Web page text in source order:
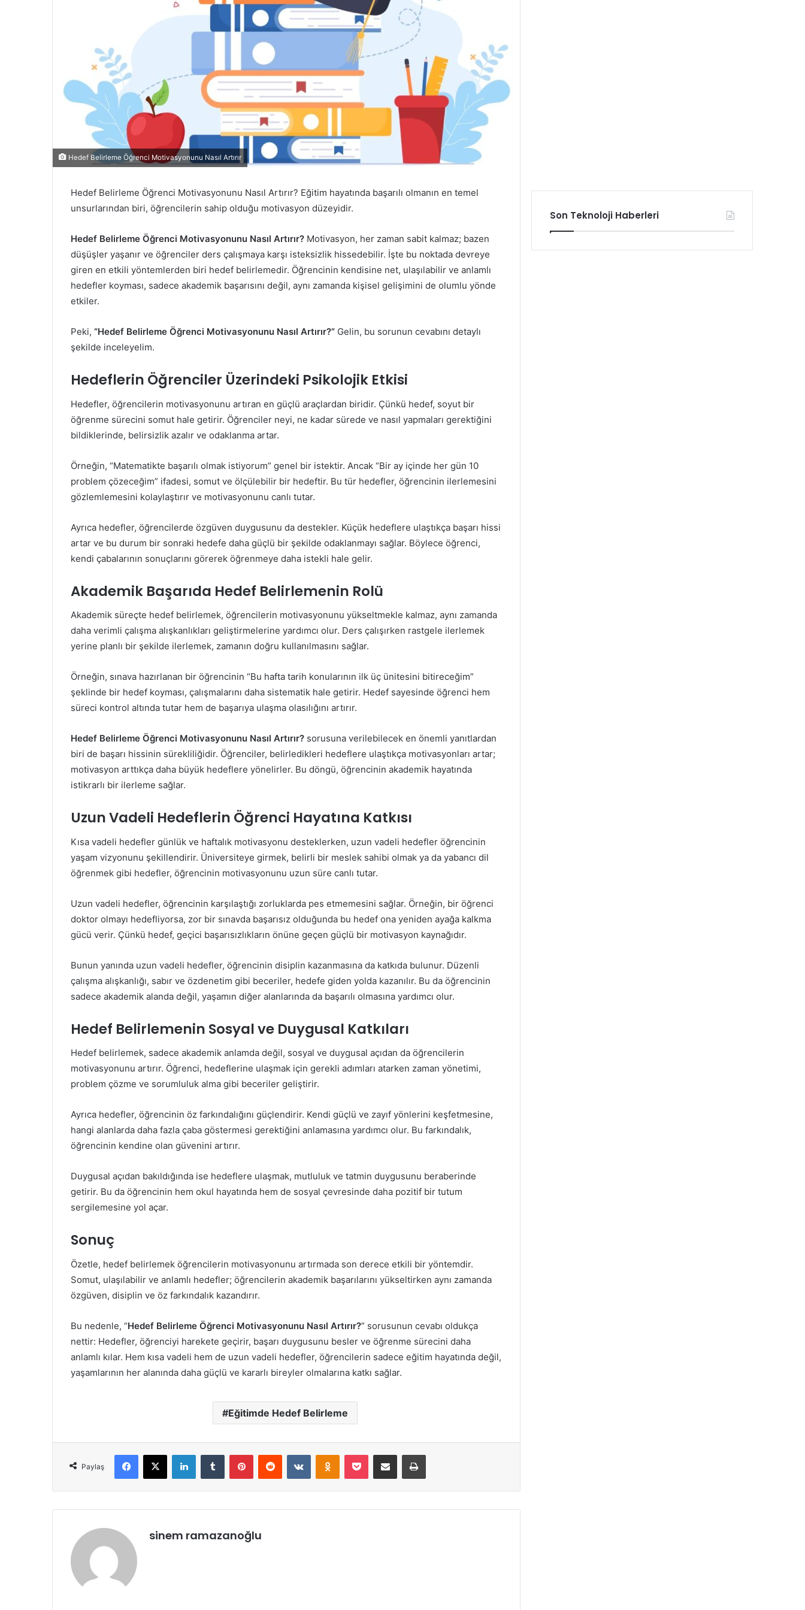
Hedef Belirleme Öğrenci Motivasyonunu Nasıl Artırır
Hedef Belirleme Öğrenci Motivasyonunu Nasıl Artırır? Eğitim hayatında başarılı olmanın en temel
unsurlarından biri, öğrencilerin sahip olduğu motivasyon düzeyidir.
Hedef Belirleme Öğrenci Motivasyonunu Nasıl Artırır? Motivasyon, her zaman sabit kalmaz; bazen
düşüşler yaşanır ve öğrenciler ders çalışmaya karşı isteksizlik hissedebilir. İşte bu noktada devreye
giren en etkili yöntemlerden biri hedef belirlemedir. Öğrencinin kendisine net, ulaşılabilir ve anlamlı
hedefler koyması, sadece akademik başarısını değil, aynı zamanda kişisel gelişimini de olumlu yönde
etkiler.
Peki, “Hedef Belirleme Öğrenci Motivasyonunu Nasıl Artırır?” Gelin, bu sorunun cevabını detaylı
şekilde inceleyelim.
Hedeflerin Öğrenciler Üzerindeki Psikolojik Etkisi
Hedefler, öğrencilerin motivasyonunu artıran en güçlü araçlardan biridir. Çünkü hedef, soyut bir
öğrenme sürecini somut hale getirir. Öğrenciler neyi, ne kadar sürede ve nasıl yapmaları gerektiğini
bildiklerinde, belirsizlik azalır ve odaklanma artar.
Örneğin, “Matematikte başarılı olmak istiyorum” genel bir istektir. Ancak “Bir ay içinde her gün 10
problem çözeceğim” ifadesi, somut ve ölçülebilir bir hedeftir. Bu tür hedefler, öğrencinin ilerlemesini
gözlemlemesini kolaylaştırır ve motivasyonunu canlı tutar.
Ayrıca hedefler, öğrencilerde özgüven duygusunu da destekler. Küçük hedeflere ulaştıkça başarı hissi
artar ve bu durum bir sonraki hedefe daha güçlü bir şekilde odaklanmayı sağlar. Böylece öğrenci,
kendi çabalarının sonuçlarını görerek öğrenmeye daha istekli hale gelir.
Akademik Başarıda Hedef Belirlemenin Rolü
Akademik süreçte hedef belirlemek, öğrencilerin motivasyonunu yükseltmekle kalmaz, aynı zamanda
daha verimli çalışma alışkanlıkları geliştirmelerine yardımcı olur. Ders çalışırken rastgele ilerlemek
yerine planlı bir şekilde ilerlemek, zamanın doğru kullanılmasını sağlar.
Örneğin, sınava hazırlanan bir öğrencinin “Bu hafta tarih konularının ilk üç ünitesini bitireceğim”
şeklinde bir hedef koyması, çalışmalarını daha sistematik hale getirir. Hedef sayesinde öğrenci hem
süreci kontrol altında tutar hem de başarıya ulaşma olasılığını artırır.
Hedef Belirleme Öğrenci Motivasyonunu Nasıl Artırır? sorusuna verilebilecek en önemli yanıtlardan
biri de başarı hissinin sürekliliğidir. Öğrenciler, belirledikleri hedeflere ulaştıkça motivasyonları artar;
motivasyon arttıkça daha büyük hedeflere yönelirler. Bu döngü, öğrencinin akademik hayatında
istikrarlı bir ilerleme sağlar.
Uzun Vadeli Hedeflerin Öğrenci Hayatına Katkısı
Kısa vadeli hedefler günlük ve haftalık motivasyonu desteklerken, uzun vadeli hedefler öğrencinin
yaşam vizyonunu şekillendirir. Üniversiteye girmek, belirli bir meslek sahibi olmak ya da yabancı dil
öğrenmek gibi hedefler, öğrencinin motivasyonunu uzun süre canlı tutar.
Uzun vadeli hedefler, öğrencinin karşılaştığı zorluklarda pes etmemesini sağlar. Örneğin, bir öğrenci
doktor olmayı hedefliyorsa, zor bir sınavda başarısız olduğunda bu hedef ona yeniden ayağa kalkma
gücü verir. Çünkü hedef, geçici başarısızlıkların önüne geçen güçlü bir motivasyon kaynağıdır.
Bunun yanında uzun vadeli hedefler, öğrencinin disiplin kazanmasına da katkıda bulunur. Düzenli
çalışma alışkanlığı, sabır ve özdenetim gibi beceriler, hedefe giden yolda kazanılır. Bu da öğrencinin
sadece akademik alanda değil, yaşamın diğer alanlarında da başarılı olmasına yardımcı olur.
Hedef Belirlemenin Sosyal ve Duygusal Katkıları
Hedef belirlemek, sadece akademik anlamda değil, sosyal ve duygusal açıdan da öğrencilerin
motivasyonunu artırır. Öğrenci, hedeflerine ulaşmak için gerekli adımları atarken zaman yönetimi,
problem çözme ve sorumluluk alma gibi beceriler geliştirir.
Ayrıca hedefler, öğrencinin öz farkındalığını güçlendirir. Kendi güçlü ve zayıf yönlerini keşfetmesine,
hangi alanlarda daha fazla çaba göstermesi gerektiğini anlamasına yardımcı olur. Bu farkındalık,
öğrencinin kendine olan güvenini artırır.
Duygusal açıdan bakıldığında ise hedeflere ulaşmak, mutluluk ve tatmin duygusunu beraberinde
getirir. Bu da öğrencinin hem okul hayatında hem de sosyal çevresinde daha pozitif bir tutum
sergilemesine yol açar.
Sonuç
Özetle, hedef belirlemek öğrencilerin motivasyonunu artırmada son derece etkili bir yöntemdir.
Somut, ulaşılabilir ve anlamlı hedefler; öğrencilerin akademik başarılarını yükseltirken aynı zamanda
özgüven, disiplin ve öz farkındalık kazandırır.
Bu nedenle, “Hedef Belirleme Öğrenci Motivasyonunu Nasıl Artırır?” sorusunun cevabı oldukça
nettir: Hedefler, öğrenciyi harekete geçirir, başarı duygusunu besler ve öğrenme sürecini daha
anlamlı kılar. Hem kısa vadeli hem de uzun vadeli hedefler, öğrencilerin sadece eğitim hayatında değil,
yaşamlarının her alanında daha güçlü ve kararlı bireyler olmalarına katkı sağlar.
Eğitimde Hedef Belirleme
Paylaş
Facebook
X LinkedInTumblr PinterestReddit VKontakteOdnoklassniki
Pocket E-Posta ile paylaş Yazdır
sinem ramazanoğlu
Son Teknoloji Haberleri